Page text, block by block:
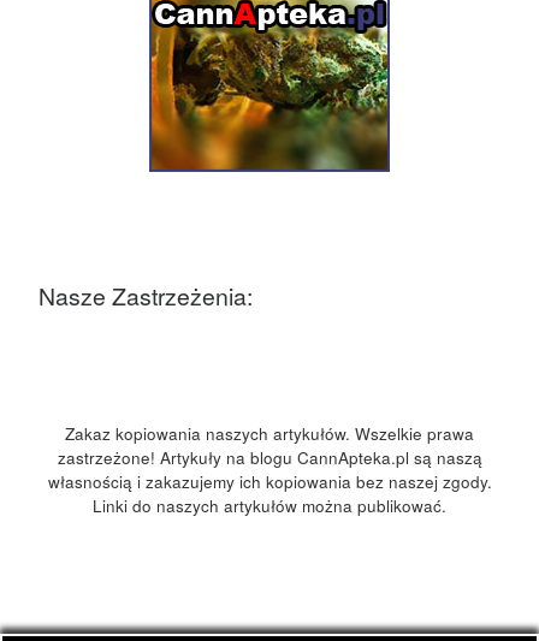
Nasze Zastrzeżenia:
Zakaz kopiowania naszych artykułów. Wszelkie prawa
zastrzeżone! Artykuły na blogu CannApteka.pl są naszą
własnością i zakazujemy ich kopiowania bez naszej zgody.
Linki do naszych artykułów można publikować.